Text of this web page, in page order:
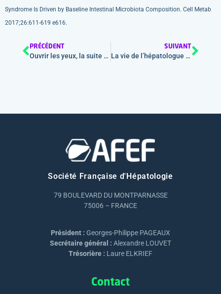
Syndrome Is Driven by Baseline Intestinal Microbiota Composition. Cell Metab
2017;26:611-619 e616.
PRÉCÉDENT
Ouvrir les yeux, la suite de l’histoire
SUIVANT
La vie de l’hépatologue après l’élimination de l’hépatite C
Société Française d'Hépatologie
79 BOULEVARD DU MONTPARNASSE
75006 – FRANCE
Président : Georges-Philippe PAGEAUX
Secrétaire général : Alexandre LOUVET
Trésorière : Laure ELKRIEF
Contact